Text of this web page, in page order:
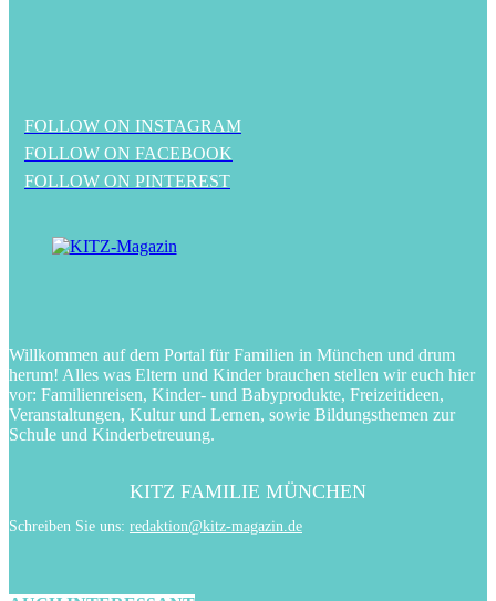
FOLLOW ON INSTAGRAM
FOLLOW ON FACEBOOK
FOLLOW ON PINTEREST
Willkommen auf dem Portal für Familien in München und drum
herum! Alles was Eltern und Kinder brauchen stellen wir euch hier
vor: Familienreisen, Kinder- und Babyprodukte, Freizeitideen,
Veranstaltungen, Kultur und Lernen, sowie Bildungsthemen zur
Schule und Kinderbetreuung.
KITZ FAMILIE MÜNCHEN
Schreiben Sie uns: redaktion@kitz-magazin.de